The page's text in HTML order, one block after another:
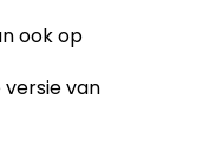
ook op
van